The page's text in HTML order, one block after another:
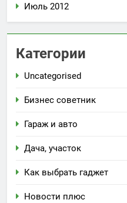
Июль 2012
Категории
Uncategorised
Бизнес советник
Гараж и авто
Дача, участок
Как выбрать гаджет
Новости плюс